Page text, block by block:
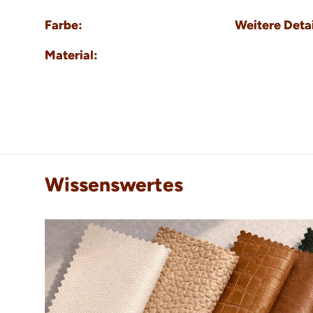
Farbe:
Material:
Weitere
Wissenswertes